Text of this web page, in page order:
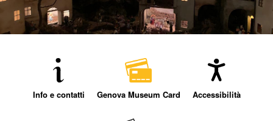
Info e contatti Genova Museum Card Accessibilità